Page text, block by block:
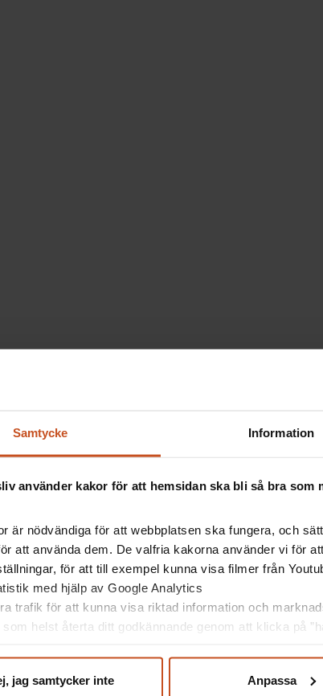
Samtycke Information
använder kakor för att hemsidan ska bli så bra som
är nödvändiga för att webbplatsen ska fungera, och
att använda dem. De valfria kakorna använder vi för
för att till exempel kunna visa filmer från
med hjälp av Google Analytics
trafik för att kunna visa riktad information och
som helst återta ditt godkännande genom att klicka på
jag samtycker inte Anpassa
är intresserad av